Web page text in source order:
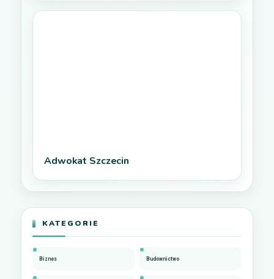
Adwokat Szczecin
KATEGORIE
Biznes Budownictwo